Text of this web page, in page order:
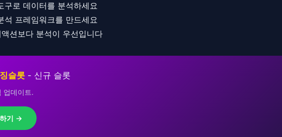
구로 데이터를 분석하세요
석 프레임워크를 만드세요
액션보다 분석이 우선입니다
슬롯 - 신규 슬롯
업데이트.
기 →